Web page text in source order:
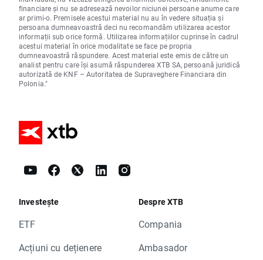
financiare și nu se adresează nevoilor niciunei persoane anume care
ar primi-o. Premisele acestui material nu au în vedere situația și
persoana dumneavoastră deci nu recomandăm utilizarea acestor
informații sub orice formă. Utilizarea informațiilor cuprinse în cadrul
acestui material în orice modalitate se face pe propria
dumneavoastră răspundere. Acest material este emis de către un
analist pentru care își asumă răspunderea XTB SA, persoană juridică
autorizată de KNF – Autoritatea de Supraveghere Financiara din
Polonia."
Investește
ETF
Acțiuni cu dețienere
Despre XTB
Compania
Ambasador